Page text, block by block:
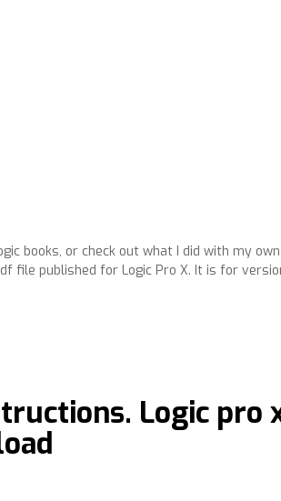
books, or check out what I did with my
file published for Logic Pro X. It is for
Logic pro